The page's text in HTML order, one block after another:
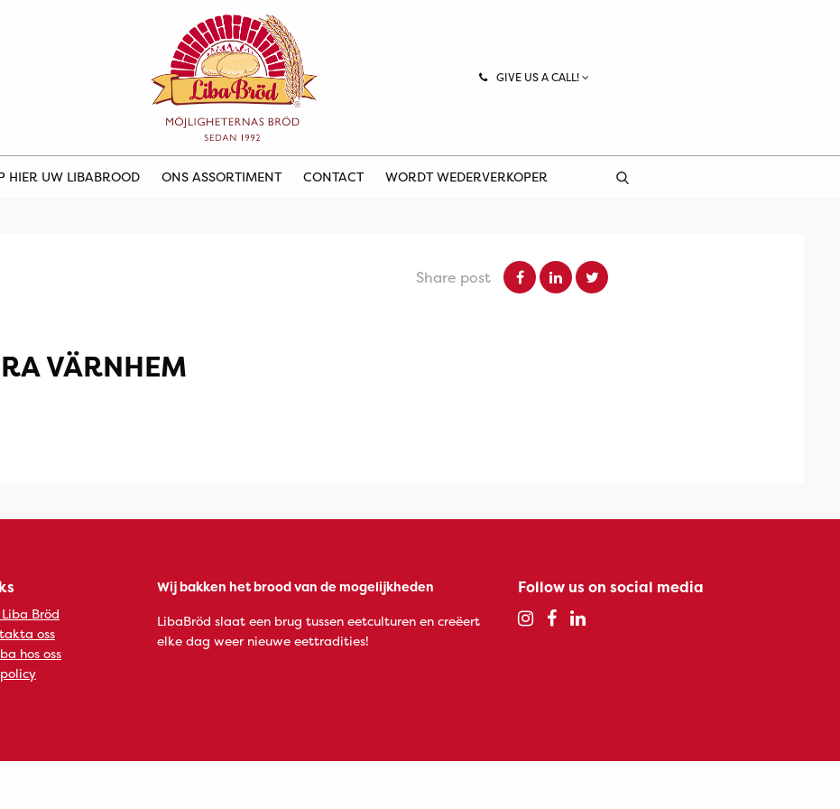
GIVE US A CALL!
HIER UW LIBABROOD ONS ASSORTIMENT CONTACT WORDT WEDERVERKOPER
Share post
VÄRNHEM
Bröd
oss
hos oss
Wij bakken het brood van de mogelijkheden
LibaBröd slaat een brug tussen eetculturen en creëert
elke dag weer nieuwe eettradities!
Follow us on social media